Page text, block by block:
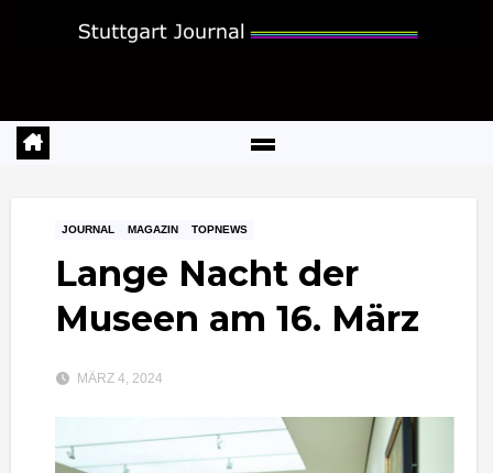
JOURNAL MAGAZIN TOPNEWS
Lange Nacht der
Museen am 16. März
MÄRZ 4, 2024